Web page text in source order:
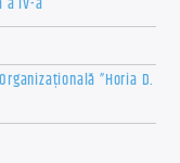
”Horia D.